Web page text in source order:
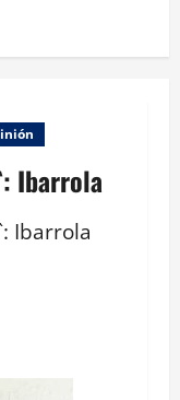
Ibarrola
Ibarrola